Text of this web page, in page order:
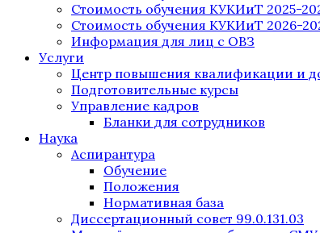
Стоимость обучения КУКИиТ 2025-
Стоимость обучения КУКИиТ 2026-
Информация для лиц с ОВЗ
Услуги
Центр повышения квалификации и
Подготовительные курсы
Управление кадров
Бланки для сотрудников
Наука
Аспирантура
Обучение
Положения
Нормативная база
Диссертационный совет 99.0.131.03